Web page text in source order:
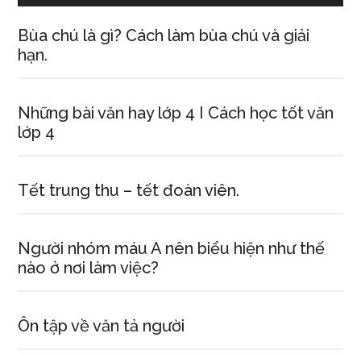
khác
Bùa chú là gì? Cách làm bùa chú và giải
hạn.
Những bài văn hay lớp 4 I Cách học tốt văn
lớp 4
Tết trung thu – tết đoàn viên.
Người nhóm máu A nên biểu hiện như thế
nào ở nơi làm việc?
Ôn tập về văn tả người